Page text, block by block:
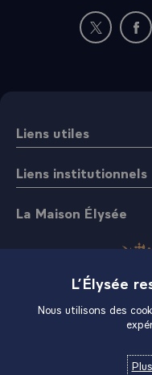
Nouvelle
Liens utiles
Liens institutionnels
La Maison Élysée
L’Élysée
Nous utilisons des